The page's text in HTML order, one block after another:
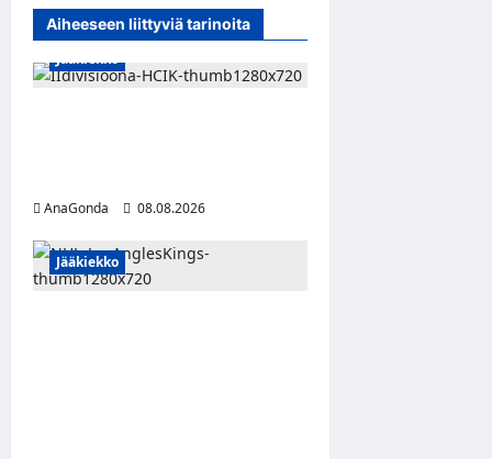
t
i
o
Aiheeseen liittyviä tarinoita
Jääkiekko
AnaGonda 08.08.2026
Jääkiekko